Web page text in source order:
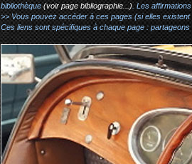
bibliothèque(voir page bibliographie...). Les
>> Vous pouvez accéder à ces pages (si elles
Ces liens sont spécifiques à chaque page : partageons